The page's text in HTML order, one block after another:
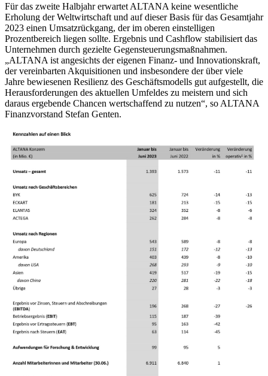
Für das zweite Halbjahr erwartet ALTANA keine wesentliche
Erholung der Weltwirtschaft und auf dieser Basis für das Gesamtjahr
2023 einen Umsatzrückgang, der im oberen einstelligen
Prozentbereich liegen sollte. Ergebnis und Cashflow stabilisiert das
Unternehmen durch gezielte Gegensteuerungsmaßnahmen.
„ALTANA ist angesichts der eigenen Finanz- und Innovationskraft,
der vereinbarten Akquisitionen und insbesondere der über viele
Jahre bewiesenen Resilienz des Geschäftsmodells gut aufgestellt, die
Herausforderungen des aktuellen Umfeldes zu meistern und sich
daraus ergebende Chancen wertschaffend zu nutzen“, so ALTANA
Finanzvorstand Stefan Genten.